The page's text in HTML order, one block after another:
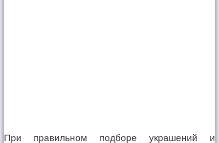
При правильном подборе украшений и